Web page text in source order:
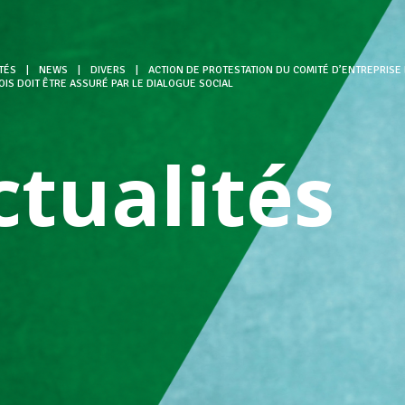
NEWS DIVERS
ACTION DE PROTESTATION DU COMITÉ
DOIT ÊTRE ASSURÉ PAR LE DIALOGUE SOCIAL